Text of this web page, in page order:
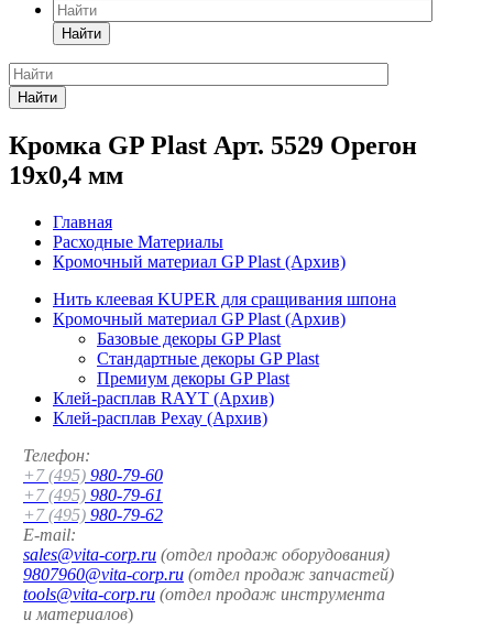
Найти
Найти
Кромка GP Plast Арт. 5529 Орегон
19x0,4 мм
Главная
Расходные Материалы
Кромочный материал GP Plast (Архив)
Нить клеевая KUPER для сращивания шпона
Кромочный материал GP Plast (Архив)
Базовые декоры GP Plast
Стандартные декоры GP Plast
Премиум декоры GP Plast
Клей-расплав RAYT (Архив)
Клей-расплав Рехау (Архив)
Телефон:
+7 (495) 980-79-60
+7 (495) 980-79-61
+7 (495) 980-79-62
E-mail:
sales@vita-corp.ru (отдел продаж оборудования)
9807960@vita-corp.ru (отдел продаж запчастей)
tools@vita-corp.ru (отдел продаж инструмента
и материалов)